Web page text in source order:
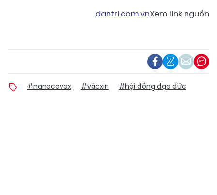
dantri.com.vnXem link nguồn
#nanocovax #văcxin #hội đồng đạo đức